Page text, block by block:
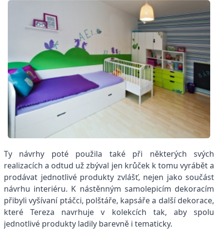
Ty návrhy poté použila také při některých svých
realizacích a odtud už zbýval jen krůček k tomu vyrábět a
prodávat jednotlivé produkty zvlášť, nejen jako součást
návrhu interiéru. K nástěnným samolepicím dekoracím
přibyli vyšívaní ptáčci, polštáře, kapsáře a další dekorace,
které Tereza navrhuje v kolekcích tak, aby spolu
jednotlivé produkty ladily barevně i tematicky.